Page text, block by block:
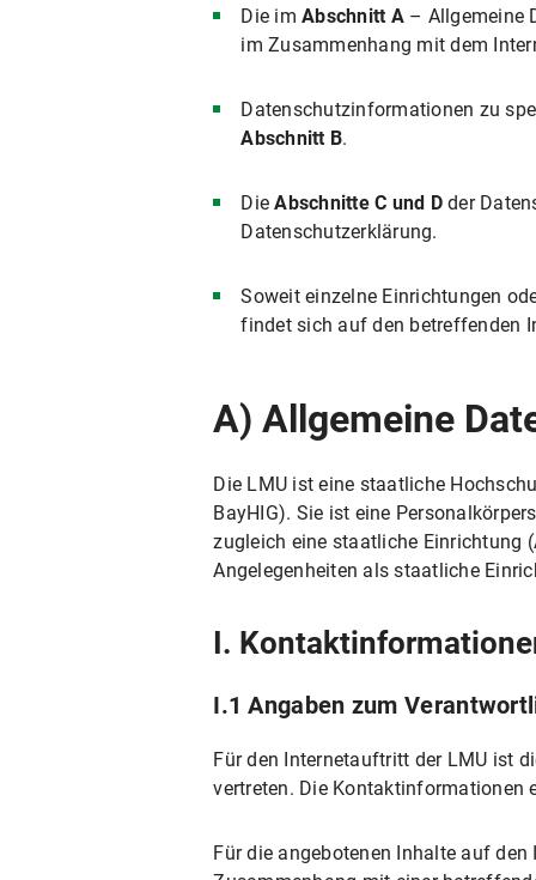
V. Verwendung des Webseiten-
V.1 Zweck und Umfang der
V.3 Dauer der Datenverarbeitung
Ausübung meines Widerspruchs
V.5 Wie erfasst Matomo meinen
Persönliche Einstellungen
VI. Nutzung bereitgestellter
VI.1.1 Umfang und Zweck der
VI.1.2 Rechtsgrundlage der
VI.1.3 Dauer der Datenverarbeitung
VI.1.4 Widerspruchs- und
VI.2 Nutzung einer E-Mail-Adresse
VI.2.2 Rechtsgrundlage der
VI.2.4 Widerspruchs- und
VI.3 Nutzung der Online-Terminbuchung
VI.3.1 Umfang und Zweck der
VI.3.3 Dauer der Datenverarbeitung
Die imAbschnitt A– Allgemeine
im Zusammenhang mit dem
Datenschutzinformationen zu
Abschnitt B.
Die Abschnitte C und Dder
Datenschutzerklärung.
Soweit einzelne Einrichtungen
findet sich auf den betreffenden
A) Allgemeine
Die LMU ist eine staatliche
BayHIG). Sie ist eine
zugleich eine staatliche Einrichtung
Angelegenheiten als staatliche
I.
I.1 Angaben zum
Für den Internetauftritt der LMU ist
vertreten. Die Kontaktinformationen
Für die angebotenen Inhalte auf